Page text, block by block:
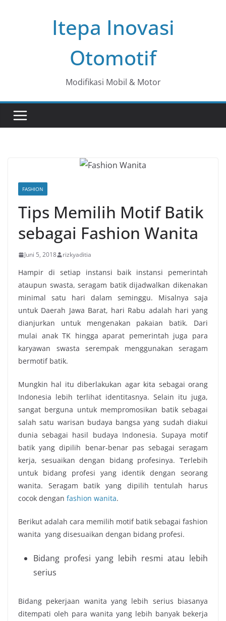
Itepa Inovasi
Otomotif
Modifikasi Mobil & Motor
FASHION
Tips Memilih Motif Batik
sebagai Fashion Wanita
Juni 5, 2018 rizkyaditia
Hampir di setiap instansi baik instansi pemerintah
ataupun swasta, seragam batik dijadwalkan dikenakan
minimal satu hari dalam seminggu. Misalnya saja
untuk Daerah Jawa Barat, hari Rabu adalah hari yang
dianjurkan untuk mengenakan pakaian batik. Dari
mulai anak TK hingga aparat pemerintah juga para
karyawan swasta serempak menggunakan seragam
bermotif batik.
Mungkin hal itu diberlakukan agar kita sebagai orang
Indonesia lebih terlihat identitasnya. Selain itu juga,
sangat berguna untuk mempromosikan batik sebagai
salah satu warisan budaya bangsa yang sudah diakui
dunia sebagai hasil budaya Indonesia. Supaya motif
batik yang dipilih benar-benar pas sebagai seragam
kerja, sesuaikan dengan bidang profesinya. Terlebih
untuk bidang profesi yang identik dengan seorang
wanita. Seragam batik yang dipilih tentulah harus
cocok dengan fashion wanita.
Berikut adalah cara memilih motif batik sebagai fashion
wanita yang disesuaikan dengan bidang profesi.
Bidang profesi yang lebih resmi atau lebih
serius
Bidang pekerjaan wanita yang lebih serius biasanya
ditempati oleh para wanita yang lebih banyak bekerja